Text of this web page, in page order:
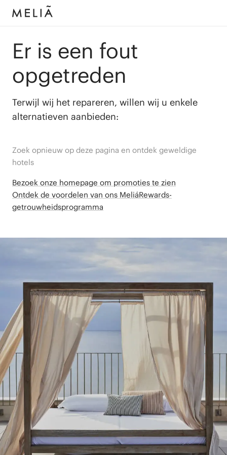
Er is een fout
opgetreden
Terwijl wij het repareren, willen wij u enkele
alternatieven aanbieden:
Zoek opnieuw op deze pagina en ontdek geweldige
hotels
Bezoek onze homepage om promoties te zien
Ontdek de voordelen van ons MeliáRewards-
getrouwheidsprogramma